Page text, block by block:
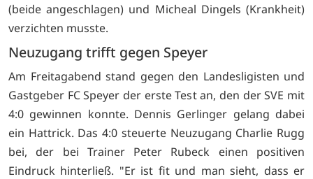
(beide angeschlagen) und Micheal Dingels (Krankheit)
verzichten musste.
Neuzugang trifft gegen Speyer
Am Freitagabend stand gegen den Landesligisten und
Gastgeber FC Speyer der erste Test an, den der SVE mit
4:0 gewinnen konnte. Dennis Gerlinger gelang dabei
ein Hattrick. Das 4:0 steuerte Neuzugang Charlie Rugg
bei, der bei Trainer Peter Rubeck einen positiven
Eindruck hinterließ. "Er ist fit und man sieht, dass er